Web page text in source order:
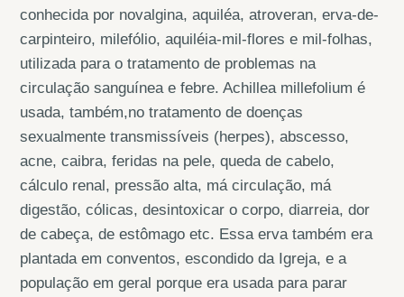
conhecida por novalgina, aquiléa, atroveran, erva-de-
carpinteiro, milefólio, aquiléia-mil-flores e mil-folhas,
utilizada para o tratamento de problemas na
circulação sanguínea e febre. Achillea millefolium é
usada, também,no tratamento de doenças
sexualmente transmissíveis (herpes), abscesso,
acne, caibra, feridas na pele, queda de cabelo,
cálculo renal, pressão alta, má circulação, má
digestão, cólicas, desintoxicar o corpo, diarreia, dor
de cabeça, de estômago etc. Essa erva também era
plantada em conventos, escondido da Igreja, e a
população em geral porque era usada para parar